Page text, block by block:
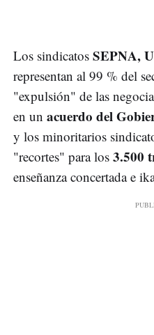
Los sindicatos SEPNA,
representan al 99 % del
"expulsión" de las
en un acuerdo del
y los minoritarios
"recortes" para los 3.500
enseñanza concertada e